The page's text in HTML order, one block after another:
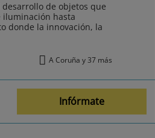
de objetos que
hasta
donde la innovación, la
A Coruña y 37 más
Infórmate